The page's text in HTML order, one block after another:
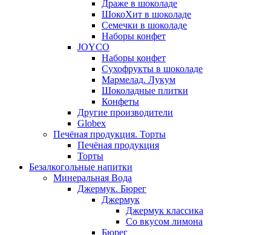
Драже в шоколаде
ШокоХит в шоколаде
Семечки в шоколаде
Наборы конфет
JOYCO
Наборы конфет
Сухофрукты в шоколаде
Мармелад. Лукум
Шоколадные плитки
Конфеты
Другие производители
Globex
Печёная продукция. Торты
Печёная продукция
Торты
Безалкогольные напитки
Минеральная Вода
Джермук. Бюрег
Джермук
Джермук классика
Со вкусом лимона
Бюрег